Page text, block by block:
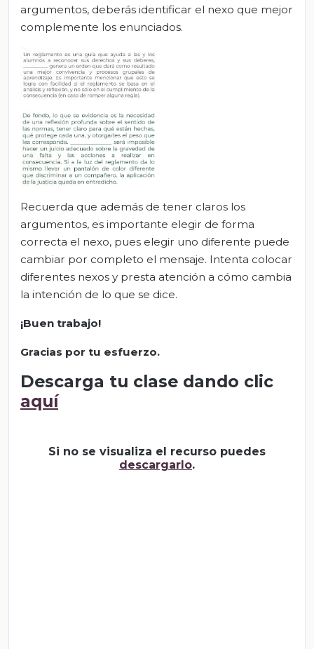
argumentos, deberás identificar el nexo que mejor
complemente los enunciados.
Recuerda que además de tener claros los
argumentos, es importante elegir de forma
correcta el nexo, pues elegir uno diferente puede
cambiar por completo el mensaje. Intenta colocar
diferentes nexos y presta atención a cómo cambia
la intención de lo que se dice.
¡Buen trabajo!
Gracias por tu esfuerzo.
Descarga tu clase dando clic
aquí
Si no se visualiza el recurso puedes
descargarlo.